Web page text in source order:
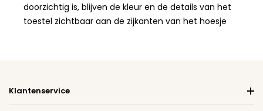
doorzichtig is, blijven de kleur en de details van het
toestel zichtbaar aan de zijkanten van het hoesje
Klantenservice